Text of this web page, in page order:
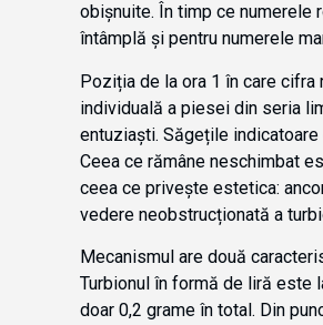
obișnuite. În timp ce numerele
întâmplă și pentru numerele
Poziția de la ora 1 în care cifra
individuală a piesei din seria
entuziaști. Săgețile
Ceea ce rămâne neschimbat
ceea ce privește estetica:
vedere neobstrucționată a
Mecanismul are două
Turbionul în formă de liră este
doar 0,2 grame în total. Din